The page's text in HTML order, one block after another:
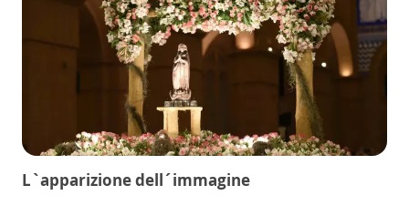
L`apparizione dell´immagine